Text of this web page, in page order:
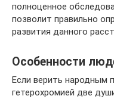
полноценное
позволит правильно
развития данного
Особенности
Если верить народным
гетерохромией две